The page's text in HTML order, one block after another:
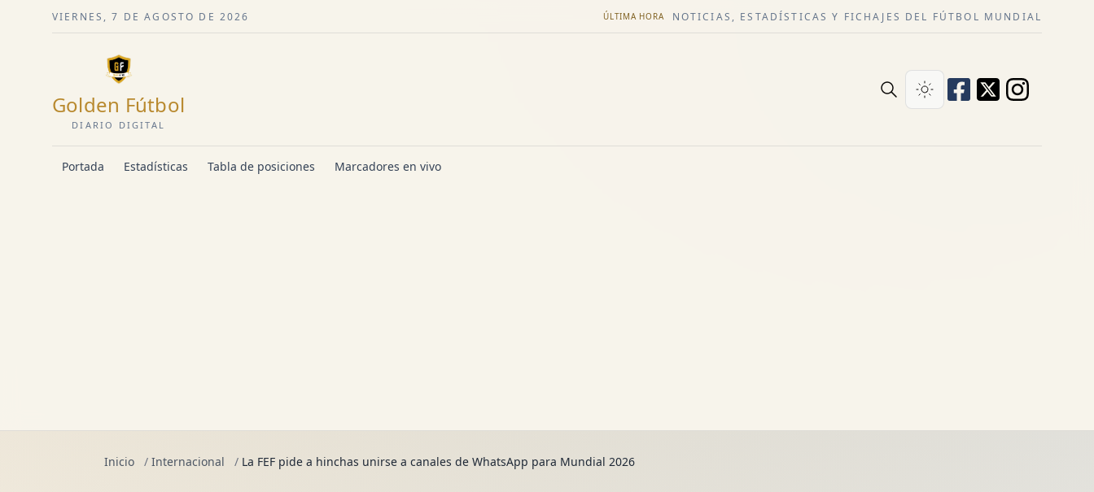
VIERNES, 7 DE AGOSTO DE 2026 ÚLTIMA HORA NOTICIAS, ESTADÍSTICAS Y FICHAJES DEL FÚTBOL MUNDIAL
Golden Fútbol
DIARIO DIGITAL
Portada Estadísticas Tabla de posiciones Marcadores en vivo
Inicio / Internacional / La FEF pide a hinchas unirse a canales de WhatsApp para Mundial 2026